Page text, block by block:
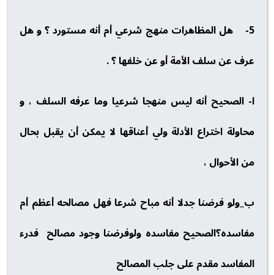
5- هل المظاهرات منهج شرعي أم أنه مستورد ؟ و هل
عرف عن سلف الأمة أو عن خلفها ؟ .
ا- الصحيح أنه ليس منهجا شرعيا وما عرفه السلف ، و
محاولة اختراع الأدلة ولي أعناقها لا يمكن أن يقبل بحال
من الأحوال ،
ب_ولو فرضنا جدلا أنه مباح شرعا فهل مصالحه أعظم أم
مفاسده؟الصحيح مفاسده ولوفرضنا وجود مصالح فدرء
المفاسد مقدم على جلب المصالح